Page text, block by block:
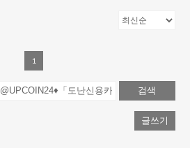
1
검색
글쓰기